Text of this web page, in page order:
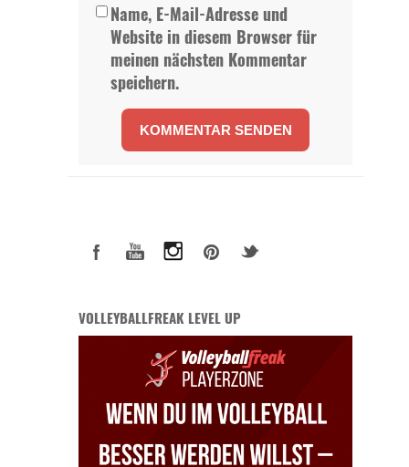
Name, E-Mail-Adresse und
Website in diesem Browser für
meinen nächsten Kommentar
speichern.
VOLLEYBALLFREAK LEVEL UP